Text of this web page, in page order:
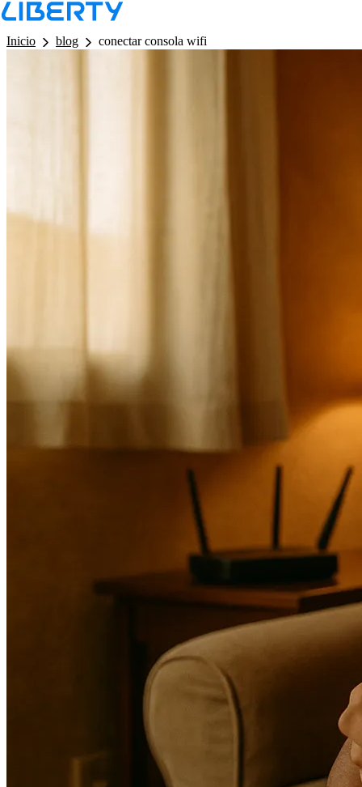
LB - Barra de Navegacion
Inicio
blog conectar consola wifi